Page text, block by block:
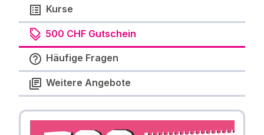
Kurse
500 CHF Gutschein
Häufige Fragen
Weitere Angebote